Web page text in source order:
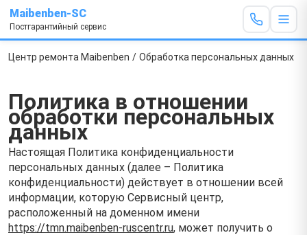
Maibenben-SC
Постгарантийный сервис
Центр ремонта Maibenben / Обработка персональных данных
Политика в отношении
обработки персональных
данных
Настоящая Политика конфиденциальности
персональных данных (далее – Политика
конфиденциальности) действует в отношении всей
информации, которую Сервисный центр,
расположенный на доменном имени
https://tmn.maibenben-ruscentr.ru, может получить о